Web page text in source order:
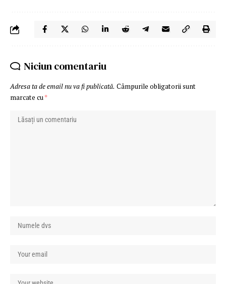
Niciun comentariu
Adresa ta de email nu va fi publicată. Câmpurile obligatorii sunt
marcate cu*